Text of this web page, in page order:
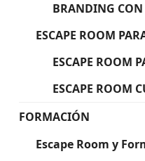
BRANDING CON
ESCAPE ROOM
ESCAPE ROOM
ESCAPE ROOM
FORMACIÓN
Escape Room y